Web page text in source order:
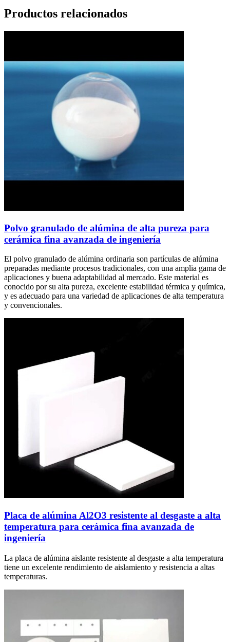
Productos relacionados
Polvo granulado de alúmina de alta pureza para
cerámica fina avanzada de ingeniería
El polvo granulado de alúmina ordinaria son partículas de alúmina
preparadas mediante procesos tradicionales, con una amplia gama de
aplicaciones y buena adaptabilidad al mercado. Este material es
conocido por su alta pureza, excelente estabilidad térmica y química,
y es adecuado para una variedad de aplicaciones de alta temperatura
y convencionales.
Placa de alúmina Al2O3 resistente al desgaste a alta
temperatura para cerámica fina avanzada de
ingeniería
La placa de alúmina aislante resistente al desgaste a alta temperatura
tiene un excelente rendimiento de aislamiento y resistencia a altas
temperaturas.